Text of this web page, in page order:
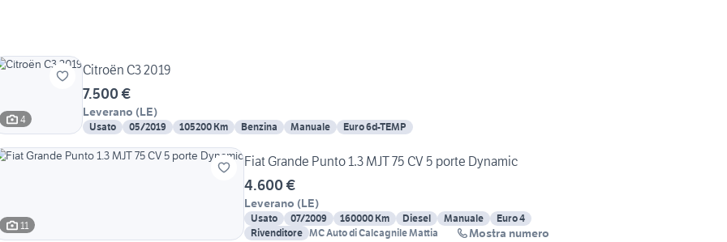
4
Citroën C3 2019
7.500 €
Leverano (LE)
Usato 05/2019 105200 Km Benzina Manuale Euro 6d-TEMP
11
Fiat Grande Punto 1.3 MJT 75 CV 5 porte Dynamic
4.600 €
Leverano (LE)
Usato 07/2009 160000 Km Diesel Manuale
Euro 4
Rivenditore MC Auto di Calcagnile Mattia Mostra numero